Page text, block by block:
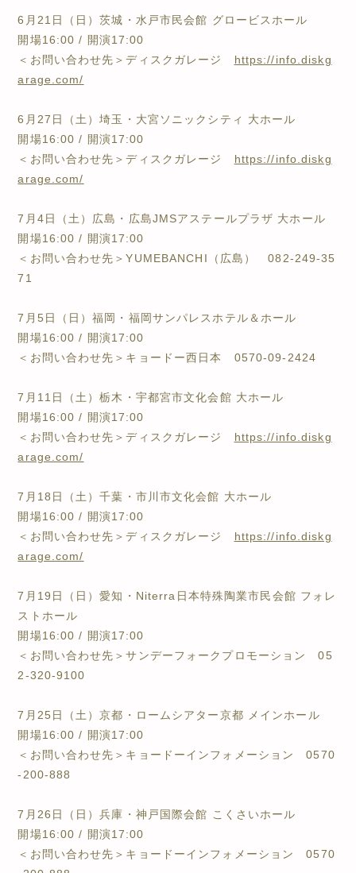
6月21日（日）茨城・水戸市民会館 グロービスホール
開場16:00 / 開演17:00
＜お問い合わせ先＞ディスクガレージ https://info.diskg
arage.com/
6月27日（土）埼玉・大宮ソニックシティ 大ホール
開場16:00 / 開演17:00
＜お問い合わせ先＞ディスクガレージ https://info.diskg
arage.com/
7月4日（土）広島・広島JMSアステールプラザ 大ホール
開場16:00 / 開演17:00
＜お問い合わせ先＞YUMEBANCHI（広島） 082-249-35
71
7月5日（日）福岡・福岡サンパレスホテル＆ホール
開場16:00 / 開演17:00
＜お問い合わせ先＞キョードー西日本 0570-09-2424
7月11日（土）栃木・宇都宮市文化会館 大ホール
開場16:00 / 開演17:00
＜お問い合わせ先＞ディスクガレージ https://info.diskg
arage.com/
7月18日（土）千葉・市川市文化会館 大ホール
開場16:00 / 開演17:00
＜お問い合わせ先＞ディスクガレージ https://info.diskg
arage.com/
7月19日（日）愛知・Niterra日本特殊陶業市民会館 フォレ
ストホール
開場16:00 / 開演17:00
＜お問い合わせ先＞サンデーフォークプロモーション 05
2-320-9100
7月25日（土）京都・ロームシアター京都 メインホール
開場16:00 / 開演17:00
＜お問い合わせ先＞キョードーインフォメーション 0570
-200-888
7月26日（日）兵庫・神戸国際会館 こくさいホール
開場16:00 / 開演17:00
＜お問い合わせ先＞キョードーインフォメーション 0570